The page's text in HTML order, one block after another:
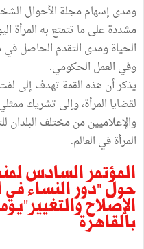
ومدى إسهام مجلة الأحوال
مشددة على ما تتمتع به
الحياة ومدى التقدم الحاصل
وفي العمل الحكومي.
يذكر أن هذه القمة تهدف إلى لفت
لقضايا المرأة، وإلى تشريك
والإعلاميين من مختلف البلدان
المرأة في العالم.
المؤتمر السادس
حول "دور النساء في
بالقاهرة